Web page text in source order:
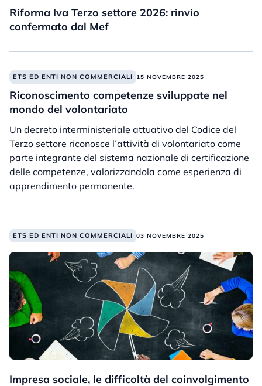
Riforma Iva Terzo settore 2026: rinvio
confermato dal Mef
ETS ED ENTI NON COMMERCIALI 15 NOVEMBRE 2025
Riconoscimento competenze sviluppate nel
mondo del volontariato
Un decreto interministeriale attuativo del Codice del
Terzo settore riconosce l’attività di volontariato come
parte integrante del sistema nazionale di certificazione
delle competenze, valorizzandola come esperienza di
apprendimento permanente.
ETS ED ENTI NON COMMERCIALI 03 NOVEMBRE 2025
Impresa sociale, le difficoltà del coinvolgimento